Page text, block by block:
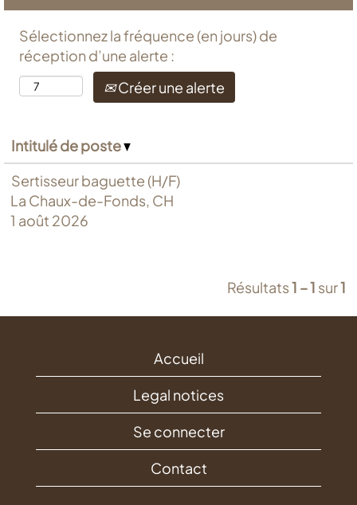
Sélectionnez la fréquence (en jours) de
réception d’une alerte :
Créer une alerte
Intitulé de poste
Sertisseur baguette (H/F)
La Chaux-de-Fonds, CH
1 août 2026
Résultats1 – 1 sur1
Accueil
Legal notices
Se connecter
Contact